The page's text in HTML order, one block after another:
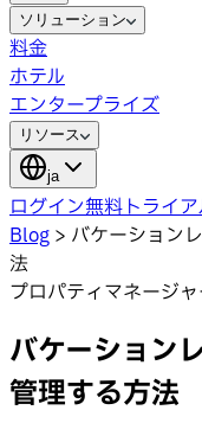
ソリューション
料金
ホテル
エンタープライズ
リソース
ja
ログイン無料トライ
Blog > バケーション
法
プロパティマネージ
バケーション
管理する方法